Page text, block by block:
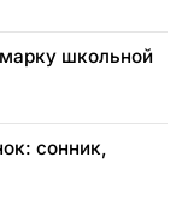
школьной
сонник,